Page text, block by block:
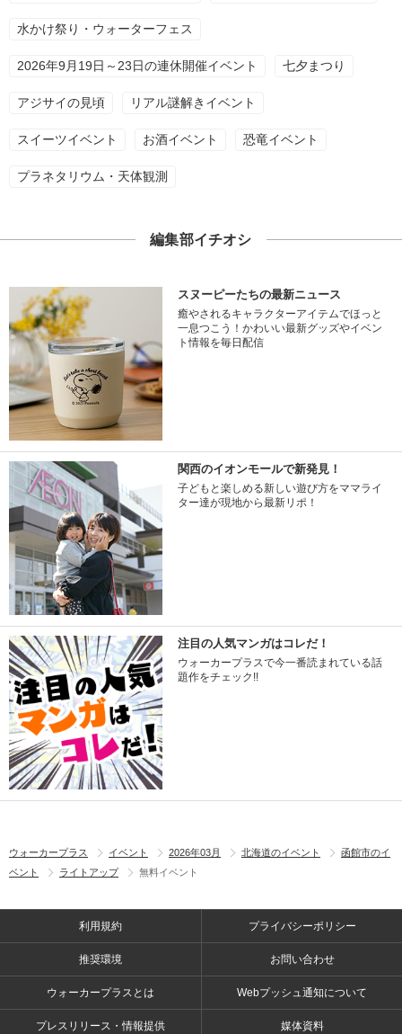
水かけ祭り・ウォーターフェス
2026年9月19日～23日の連休開催イベント 七夕まつり
アジサイの見頃 リアル謎解きイベント
スイーツイベント お酒イベント 恐竜イベント
プラネタリウム・天体観測
編集部イチオシ
スヌーピーたちの最新ニュース
癒やされるキャラクターアイテムでほっと
一息つこう！かわいい最新グッズやイベン
ト情報を毎日配信
関西のイオンモールで新発見！
子どもと楽しめる新しい遊び方をママライ
ター達が現地から最新リポ！
注目の人気マンガはコレだ！
ウォーカープラスで今一番読まれている話
題作をチェック!!
ウォーカープラス イベント 2026年03月 北海道のイベント
函館市のイ
ベント
ライトアップ 無料イベント
利用規約 プライバシーポリシー
推奨環境 お問い合わせ
ウォーカープラスとは Webプッシュ通知について
プレスリリース・情報提供 媒体資料